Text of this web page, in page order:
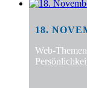
18.
Web-